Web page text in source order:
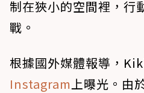
制在狹小的空間裡，行
戰。
根據國外媒體報導，
Instagram上曝光。由